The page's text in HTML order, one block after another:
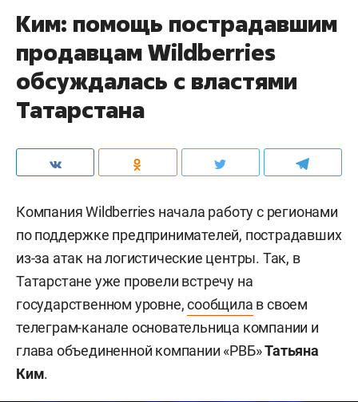
Ким: помощь пострадавшим
продавцам Wildberries
обсуждалась с властями
Татарстана
Компания Wildberries начала работу с регионами
по поддержке предпринимателей, пострадавших
из-за атак на логистические центры. Так, в
Татарстане уже провели встречу на
государственном уровне,сообщила в своем
телеграм-канале основательница компании и
глава объединенной компании «РВБ»Татьяна
Ким.